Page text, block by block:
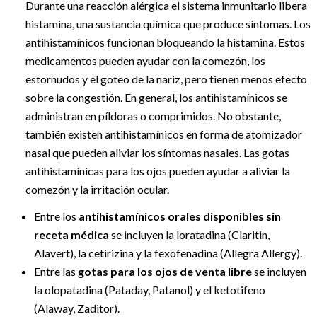
Durante una reacción alérgica el sistema inmunitario libera
histamina, una sustancia química que produce síntomas. Los
antihistamínicos funcionan bloqueando la histamina. Estos
medicamentos pueden ayudar con la comezón, los
estornudos y el goteo de la nariz, pero tienen menos efecto
sobre la congestión. En general, los antihistamínicos se
administran en píldoras o comprimidos. No obstante,
también existen antihistamínicos en forma de atomizador
nasal que pueden aliviar los síntomas nasales. Las gotas
antihistamínicas para los ojos pueden ayudar a aliviar la
comezón y la irritación ocular.
Entre los antihistamínicos orales disponibles sin
receta médica se incluyen la loratadina (Claritin,
Alavert), la cetirizina y la fexofenadina (Allegra Allergy).
Entre las gotas para los ojos de venta librese incluyen
la olopatadina (Pataday, Patanol) y el ketotifeno
(Alaway, Zaditor).